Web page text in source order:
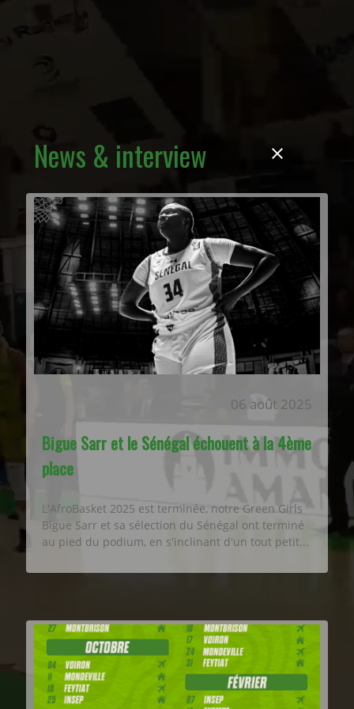
News & interview close
06 août 2025
Bigue Sarr et le Sénégal échouent à la 4ème
place
L'AfroBasket 2025 est terminée, notre Green Girls
Bigue Sarr et sa sélection du Sénégal ont terminé
au pied du podium, en s'inclinant d'un tout petit...